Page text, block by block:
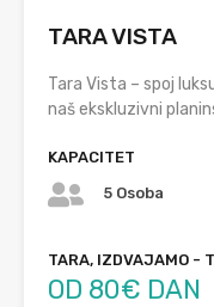
TARA VISTA
Tara Vista – spoj
naš ekskluzivni
KAPACITET
5 Osoba
TARA, IZDVAJAMO -
OD 80€ DAN